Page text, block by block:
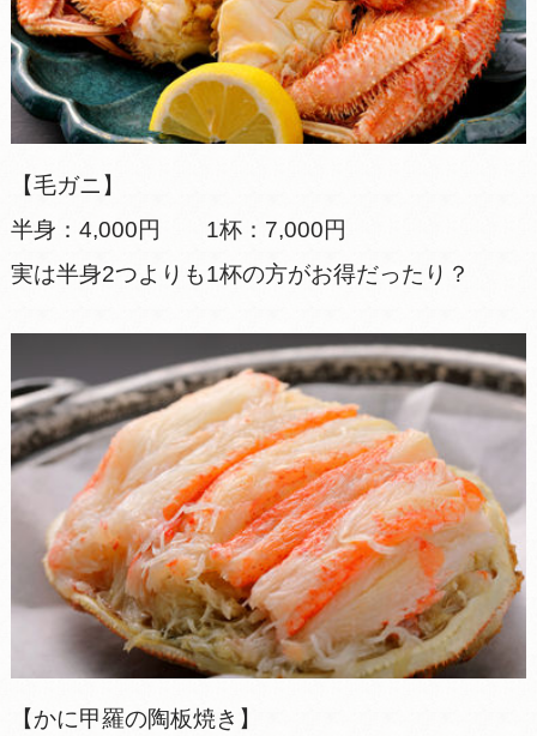
【毛ガニ】
半身：4,000円 1杯：7,000円
実は半身2つよりも1杯の方がお得だったり？
【かに甲羅の陶板焼き】